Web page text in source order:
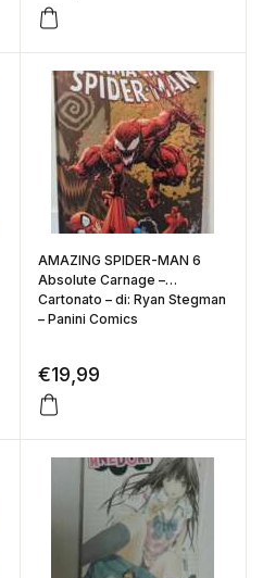
AMAZING SPIDER-MAN 6
Absolute Carnage –
Cartonato – di: Ryan Stegman
– Panini Comics
€19,99